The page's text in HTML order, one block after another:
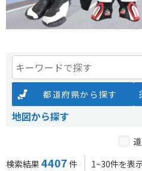
都道府県から探す
地図から探す
検索結果 4407 件 1~30件を表